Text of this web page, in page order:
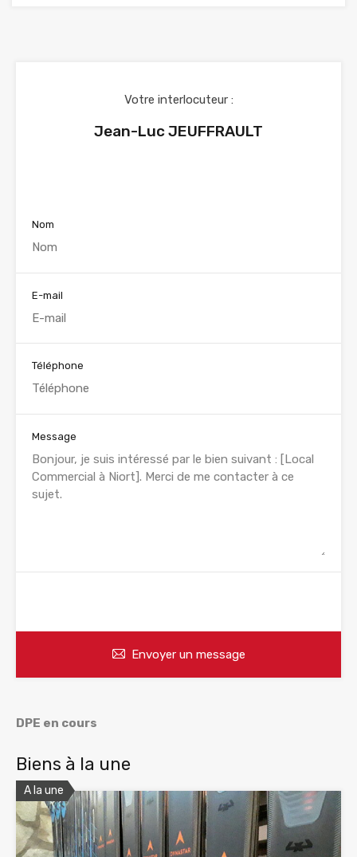
Votre interlocuteur :
Jean-Luc JEUFFRAULT
Nom
E-mail
Téléphone
Message
Envoyer un message
DPE en cours
Biens à la une
A la une